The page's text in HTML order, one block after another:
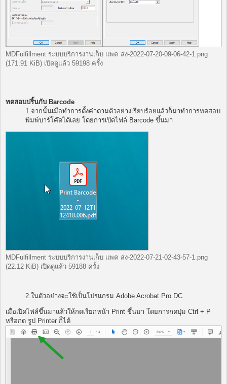
MDFulfillment ระบบบริการงานเก็บ แพค ส่ง-2022-07-20-09-06-42-1.png
(171.91 KiB) เปิดดูแล้ว 59198 ครั้ง
ทดสอบปริ้นกับ Barcode
1.จากนั้นเมื่อทำการตั้งค่าตามตัวอย่างเรียบร้อยแล้วก็มาทำการทดสอบ
พิมพ์บาร์โค๊ดได้เลย โดยการเปิดไฟล์ Barcode ขึ้นมา
MDFulfillment ระบบบริการงานเก็บ แพค ส่ง-2022-07-21-02-43-57-1.png
(22.12 KiB) เปิดดูแล้ว 59188 ครั้ง
2.ในตัวอย่างจะใช้เป็นโปรแกรม Adobe Acrobat Pro DC
เมื่อเปิดไฟล์ขึ้นมาแล้วให้กดเรียกหน้า Print ขึ้นมา โดยการกดปุ่ม Ctrl + P
หรือกด รูป Printer ก็ได้